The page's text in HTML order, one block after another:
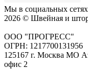
Мы в социальных
2026 © Швейная и
ООО "ПРОГРЕСС"
ОГРН: 1217700131956
125167 г. Москва МО
офис 2